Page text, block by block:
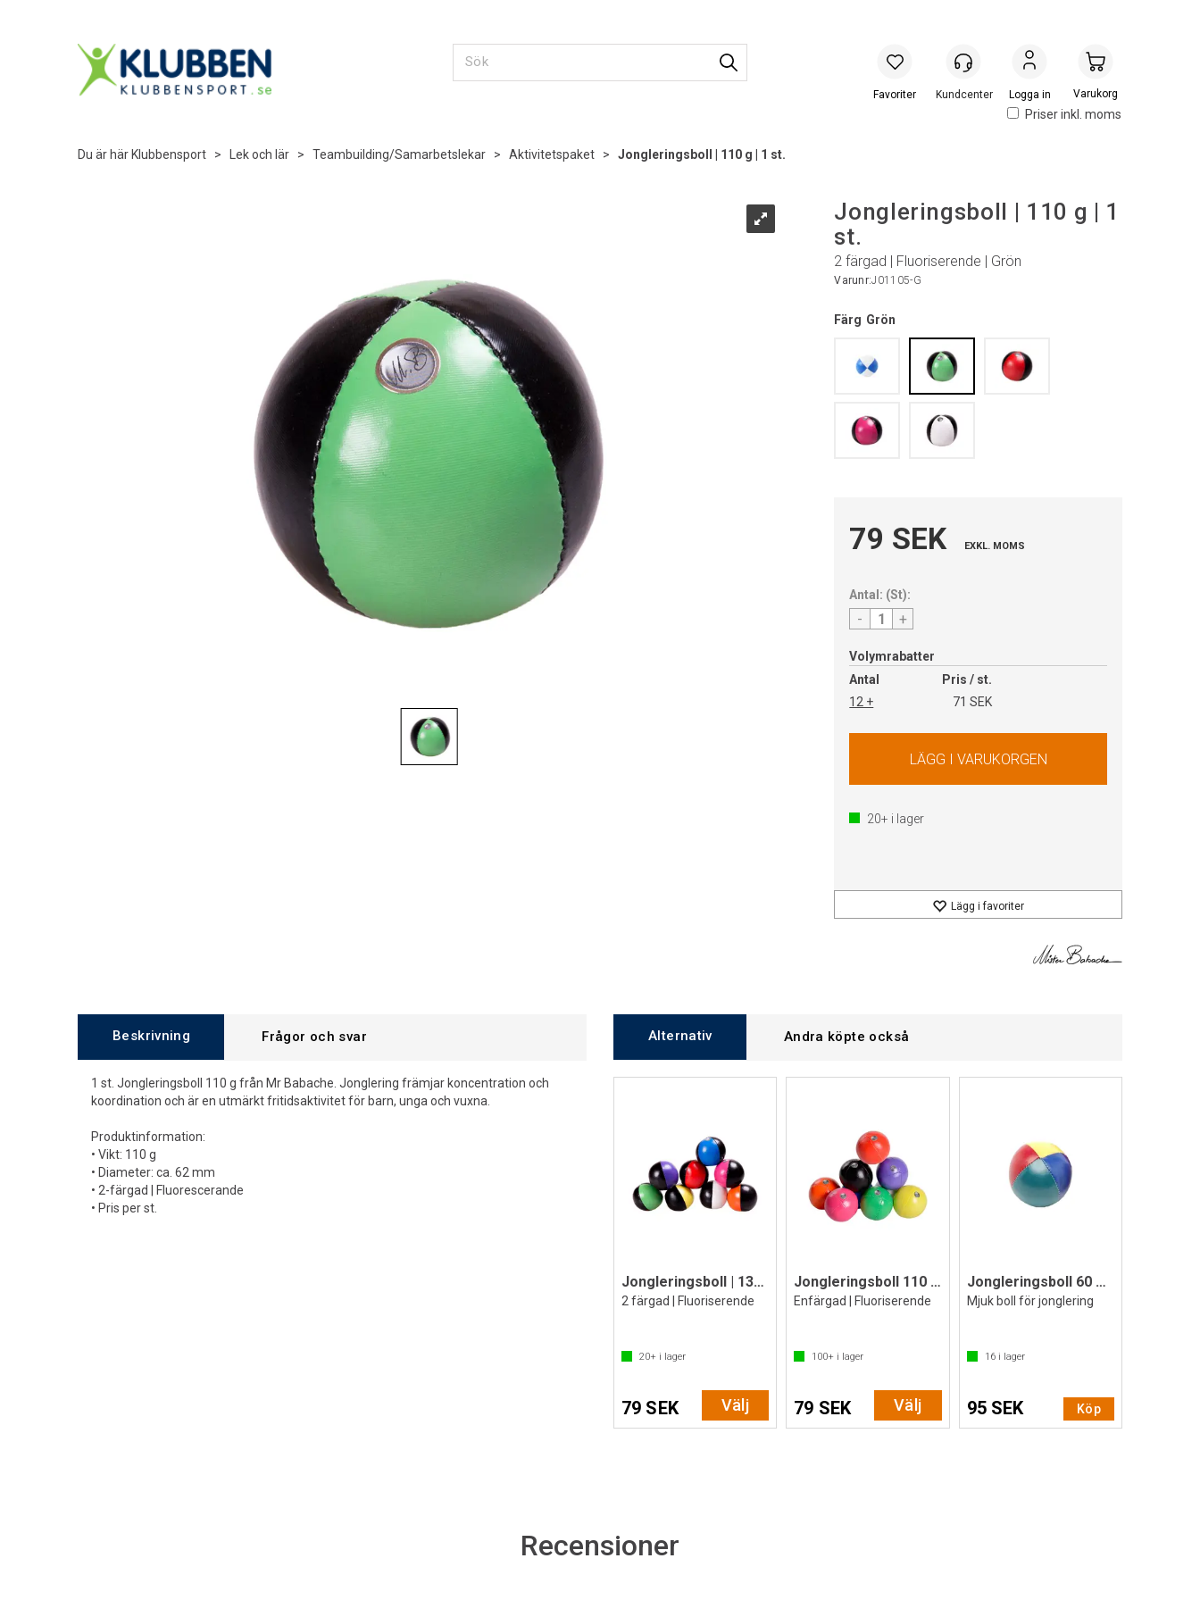
Priser inkl. moms
Logga in Handlevogn
Du är här Klubbensport > Lek och lär > Teambuilding/Samarbetslekar > Aktivitetspaket > Jongleringsboll | 110 g | 1 st.
Jongleringsboll | 110 g | 1
st.
2 färgad | Fluoriserende | Grön
Varunr:J01105-G
Färg Grön
79 SEK EXKL. MOMS
Antal: (St):
- +
Volymrabatter
Antal
Pris / st.
12 +
71 SEK
20+ i lager
Lägg i favoriter
Beskrivning Frågor och svar
1 st. Jongleringsboll 110 g från Mr Babache. Jonglering främjar koncentration och
koordination och är en utmärkt fritidsaktivitet för barn, unga och vuxna.
Produktinformation:
• Vikt: 110 g
• Diameter: ca. 62 mm
• 2-färgad | Fluorescerande
• Pris per st.
Alternativ Andra köpte också
Jongleringsboll | 130 g | 1 st.
2 färgad | Fluoriserende
20+ i lager
79 SEK Välj
Jongleringsboll 110 g | 1 st.
Enfärgad | Fluoriserende
100+ i lager
79 SEK Välj
Jongleringsboll 60 g | 1 st.
Mjuk boll för jonglering
16i lager
95 SEK Köp
Recensioner